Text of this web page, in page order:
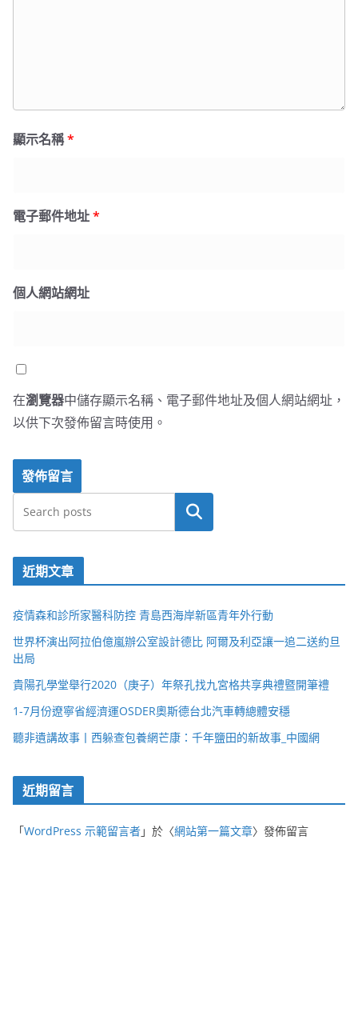
顯示名稱*
電子郵件地址*
個人網站網址
在瀏覽器中儲存顯示名稱、電子郵件地址及個人網站網址，
以供下次發佈留言時使用。
搜尋
近期文章
疫情森和診所家醫科防控 青島西海岸新區青年外行動
世界杯演出阿拉伯億嵐辦公室設計德比 阿爾及利亞讓一追二送約旦
出局
貴陽孔學堂舉行2020（庚子）年祭孔找九宮格共享典禮暨開筆禮
1-7月份遼寧省經濟運OSDER奧斯德台北汽車轉總體安穩
聽非遺講故事丨西躲查包養網芒康：千年鹽田的新故事_中國網
近期留言
「WordPress 示範留言者」於〈網站第一篇文章〉發佈留言